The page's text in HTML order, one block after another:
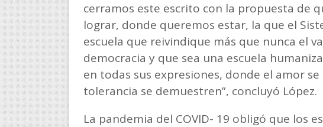
cerramos este escrito con la propuesta de
lograr, donde queremos estar, la que el
escuela que reivindique más que nunca el
democracia y que sea una escuela
en todas sus expresiones, donde el amor
tolerancia se demuestren”, concluyó López.
La pandemia del COVID- 19 obligó que los